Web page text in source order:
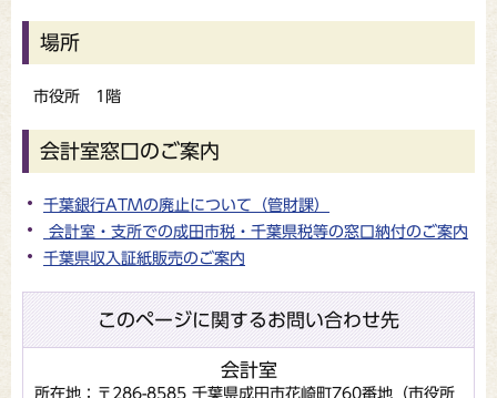
場所
市役所 1階
会計室窓口のご案内
千葉銀行ATMの廃止について（管財課）
会計室・支所での成田市税・千葉県税等の窓口納付のご案内
千葉県収入証紙販売のご案内
このページに関するお問い合わせ先
会計室
所在地：〒286-8585 千葉県成田市花崎町760番地（市役所